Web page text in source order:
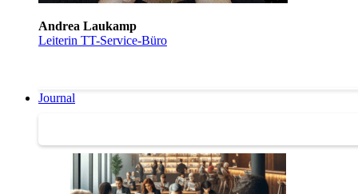
Andrea Laukamp
Leiterin TT-Service-Büro
Journal